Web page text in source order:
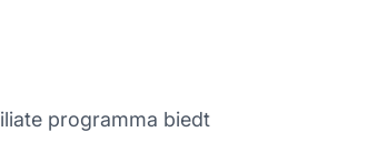
programma biedt